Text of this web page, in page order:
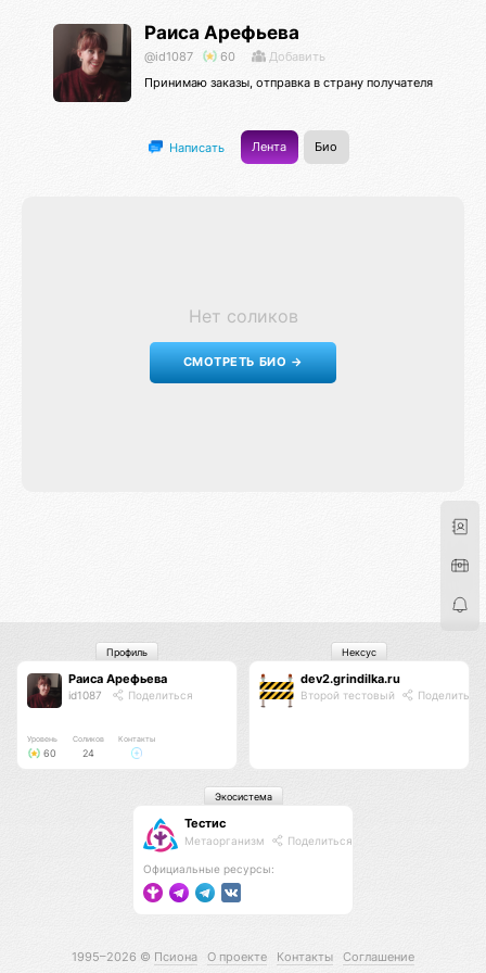
Раиса Арефьева
@id1087 60
Добавить
Принимаю заказы, отправка в страну получателя
Написать Лента Био
Нет соликов
СМОТРЕТЬ БИО →
Раиса Арефьева
id1087 Поделиться
Уровень
60
Соликов
24
Контакты
Профиль
dev2.grindilka.ru
Второй тестовый Поделиться
Нексус
Тестис
Метаорганизм Поделиться
Официальные ресурсы:
Экосистема
1995–2026 © Псиона О проекте Контакты Соглашение